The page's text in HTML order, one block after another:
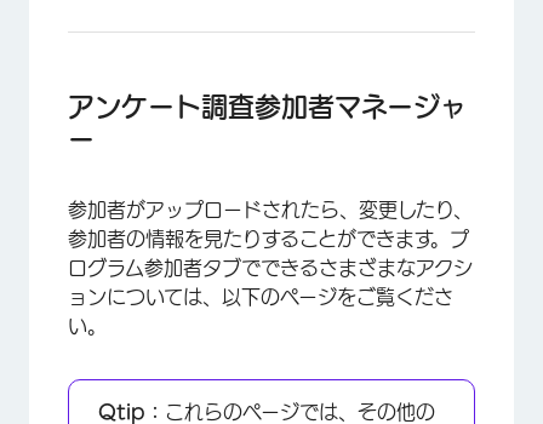
アンケート調査参加者マネージャ
ー
参加者がアップロードされたら、変更したり、
参加者の情報を見たりすることができます。プ
ログラム参加者タブでできるさまざまなアクシ
ョンについては、以下のページをご覧くださ
い。
Qtip： これらのページでは、その他の